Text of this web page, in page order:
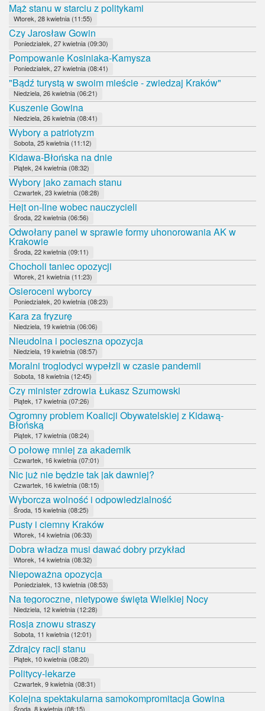
Mąż stanu w starciu z politykami
Wtorek, 28 kwietnia (11:55)
Czy Jarosław Gowin
Poniedziałek, 27 kwietnia (09:30)
Pompowanie Kosiniaka-Kamysza
Poniedziałek, 27 kwietnia (08:41)
"Bądź turystą w swoim mieście - zwiedzaj Kraków"
Niedziela, 26 kwietnia (06:21)
Kuszenie Gowina
Niedziela, 26 kwietnia (08:41)
Wybory a patriotyzm
Sobota, 25 kwietnia (11:12)
Kidawa-Błońska na dnie
Piątek, 24 kwietnia (08:32)
Wybory jako zamach stanu
Czwartek, 23 kwietnia (08:28)
Hejt on-line wobec nauczycieli
Środa, 22 kwietnia (06:56)
Odwołany panel w sprawie formy uhonorowania AK w
Krakowie
Środa, 22 kwietnia (09:11)
Chocholi taniec opozycji
Wtorek, 21 kwietnia (11:23)
Osieroceni wyborcy
Poniedziałek, 20 kwietnia (08:23)
Kara za fryzurę
Niedziela, 19 kwietnia (06:06)
Nieudolna i pocieszna opozycja
Niedziela, 19 kwietnia (08:57)
Moralni troglodyci wypełzli w czasie pandemii
Sobota, 18 kwietnia (12:45)
Czy minister zdrowia Łukasz Szumowski
Piątek, 17 kwietnia (07:26)
Ogromny problem Koalicji Obywatelskiej z Kidawą-
Błońską
Piątek, 17 kwietnia (08:24)
O połowę mniej za akademik
Czwartek, 16 kwietnia (07:01)
Nic już nie będzie tak jak dawniej?
Czwartek, 16 kwietnia (08:15)
Wyborcza wolność i odpowiedzialność
Środa, 15 kwietnia (08:25)
Pusty i ciemny Kraków
Wtorek, 14 kwietnia (06:33)
Dobra władza musi dawać dobry przykład
Wtorek, 14 kwietnia (08:32)
Niepoważna opozycja
Poniedziałek, 13 kwietnia (08:53)
Na tegoroczne, nietypowe święta Wielkiej Nocy
Niedziela, 12 kwietnia (12:28)
Rosja znowu straszy
Sobota, 11 kwietnia (12:01)
Zdrajcy racji stanu
Piątek, 10 kwietnia (08:20)
Politycy-lekarze
Czwartek, 9 kwietnia (08:31)
Kolejna spektakularna samokompromitacja Gowina
Środa, 8 kwietnia (08:15)